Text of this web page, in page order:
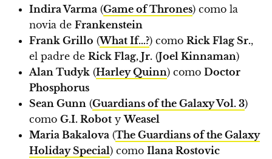
Indira Varma (Game of Thrones) como la
novia de Frankenstein
Frank Grillo (What If…?) como Rick Flag Sr.,
el padre de Rick Flag, Jr. (Joel Kinnaman)
Alan Tudyk (Harley Quinn) como Doctor
Phosphorus
Sean Gunn (Guardians of the Galaxy Vol. 3)
como G.I. Robot yWeasel
Maria Bakalova (The Guardians of the Galaxy
Holiday Special) como Ilana Rostovic